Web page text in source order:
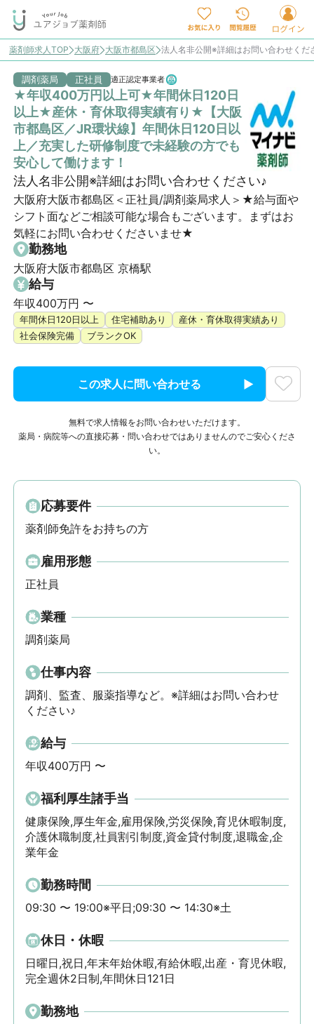
薬剤師求人TOP 大阪府 大阪市都島区 法人名非公開※詳細はお問い合わせくだ
調剤薬局 正社員 適正認定事業者
★年収400万円以上可★年間休日120日
以上★産休・育休取得実績有り★【大阪
市都島区／JR環状線】年間休日120日以
上／充実した研修制度で未経験の方でも
安心して働けます！
法人名非公開※詳細はお問い合わせください♪
大阪府大阪市都島区＜正社員/調剤薬局求人＞★給与面や
シフト面などご相談可能な場合もございます。まずはお
気軽にお問い合わせくださいませ★
勤務地
大阪府大阪市都島区 京橋駅
給与
年収400万円 〜
年間休日120日以上 住宅補助あり
産休・育休取得実績あり
社会保険完備
ブランクOK
この求人に問い合わせる
無料で求人情報をお問い合わせいただけます。
薬局・病院等への直接応募・問い合わせではありませんのでご安心くださ
い。
応募要件
薬剤師免許をお持ちの方
雇用形態
正社員
業種
調剤薬局
仕事内容
調剤、監査、服薬指導など。※詳細はお問い合わせ
ください♪
給与
年収400万円 〜
福利厚生諸手当
健康保険,厚生年金,雇用保険,労災保険,育児休暇制度,
介護休職制度,社員割引制度,資金貸付制度,退職金,企
業年金
勤務時間
09:30 〜 19:00※平日;09:30 〜 14:30※土
休日・休暇
日曜日,祝日,年末年始休暇,有給休暇,出産・育児休暇,
完全週休2日制,年間休日121日
勤務地